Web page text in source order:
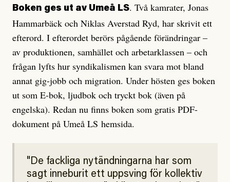
Boken ges ut av Umeå LS. Två kamrater, Jonas
Hammarbäck och Niklas Averstad Ryd, har skrivit ett
efterord. I efterordet berörs pågående förändringar –
av produktionen, samhället och arbetarklassen – och
frågan lyfts hur syndikalismen kan svara mot bland
annat gig-jobb och migration. Under hösten ges boken
ut som E-bok, ljudbok och tryckt bok (även på
engelska). Redan nu finns boken som gratis PDF-
dokument på Umeå LS hemsida.
De fackliga nytändningarna har som
sagt inneburit ett uppsving för kollektiv